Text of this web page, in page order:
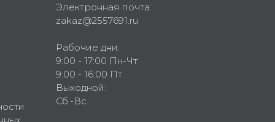
Электронная почта:
zakaz@2557691.ru
Рабочие дни:
9:00 - 17:00 Пн-Чт
9:00 - 16:00 Пт
Выходной:
Сб.-Вс.